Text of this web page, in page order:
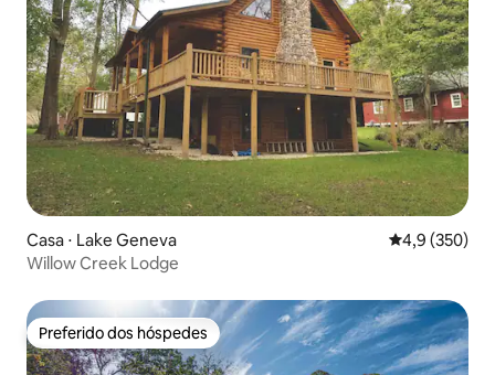
Casa ⋅ Lake Geneva 4,9 de uma
4,9 (350)
Willow Creek Lodge
Preferido dos hóspedes
Preferido dos hóspedes